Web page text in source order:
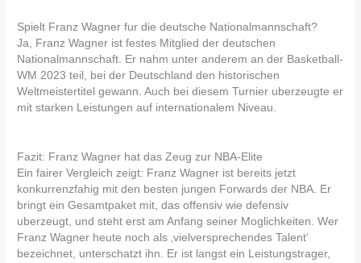
Spielt Franz Wagner fur die deutsche Nationalmannschaft?
Ja, Franz Wagner ist festes Mitglied der deutschen
Nationalmannschaft. Er nahm unter anderem an der Basketball-
WM 2023 teil, bei der Deutschland den historischen
Weltmeistertitel gewann. Auch bei diesem Turnier uberzeugte er
mit starken Leistungen auf internationalem Niveau.
Fazit: Franz Wagner hat das Zeug zur NBA-Elite
Ein fairer Vergleich zeigt: Franz Wagner ist bereits jetzt
konkurrenzfahig mit den besten jungen Forwards der NBA. Er
bringt ein Gesamtpaket mit, das offensiv wie defensiv
uberzeugt, und steht erst am Anfang seiner Moglichkeiten. Wer
Franz Wagner heute noch als ‚vielversprechendes Talent‘
bezeichnet, unterschatzt ihn. Er ist langst ein Leistungstrager,